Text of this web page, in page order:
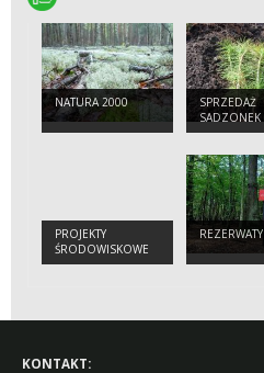
NATURA 2000
SPRZEDAŻ
SADZONEK
PROJEKTY
ŚRODOWISKOWE
REZERWATY
KONTAKT: